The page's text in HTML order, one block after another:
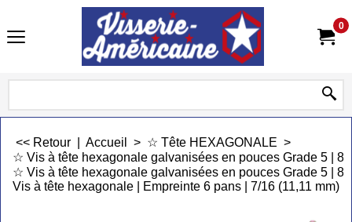
0
<< Retour Accueil > ☆ Tête HEXAGONALE >
☆ Vis à tête hexagonale galvanisées en pouces Grade 5 |
☆ Vis à tête hexagonale galvanisées en pouces Grade 5 |
Vis à tête hexagonale | Empreinte 6 pans | 7/16 (11,11 mm)